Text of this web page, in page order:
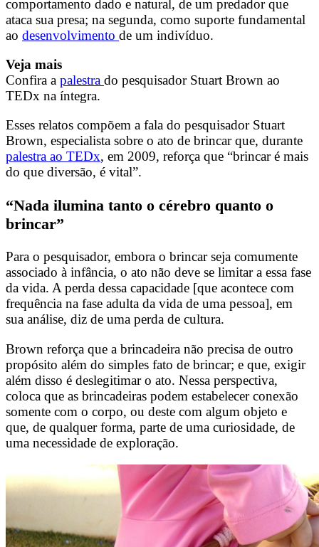
comportamento dado e natural, de um predador que
ataca sua presa; na segunda, como suporte fundamental
ao desenvolvimento de um indivíduo.
Veja mais
Confira a palestra do pesquisador Stuart Brown ao
TEDx na íntegra.
Esses relatos compõem a fala do pesquisador Stuart
Brown, especialista sobre o ato de brincar que, durante
palestra ao TEDx, em 2009, reforça que “brincar é mais
do que diversão, é vital”.
“Nada ilumina tanto o cérebro quanto o
brincar”
Para o pesquisador, embora o brincar seja comumente
associado à infância, o ato não deve se limitar a essa fase
da vida. A perda dessa capacidade [que acontece com
frequência na fase adulta da vida de uma pessoa], em
sua análise, diz de uma perda de cultura.
Brown reforça que a brincadeira não precisa de outro
propósito além do simples fato de brincar; e que, exigir
além disso é deslegitimar o ato. Nessa perspectiva,
coloca que as brincadeiras podem estabelecer conexão
somente com o corpo, ou deste com algum objeto e
que, de qualquer forma, parte de uma curiosidade, de
uma necessidade de exploração.